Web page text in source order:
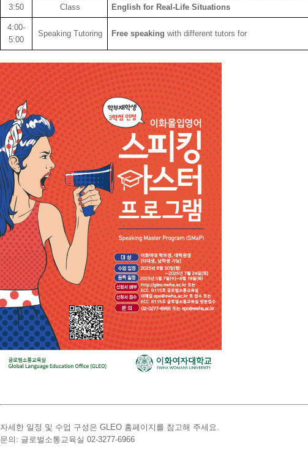
3:50
Class
English for Real-Life Situations
4:00-
5:00
Speaking Tutoring Free speaking with different tutors for
자세한 일정 및 수업 구성은 GLEO 홈페이지를 참고해 주세요.
문의: 글로벌소통교육실 02-3277-6966